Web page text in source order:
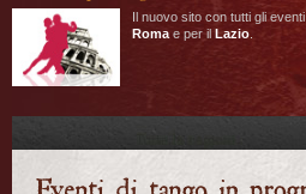
Il nuovo sito con tutti gli
Roma e per il Lazio